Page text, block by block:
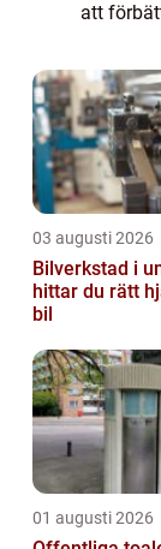
att
03 augusti 2026
Bilverkstad i
hittar du rätt
bil
01 augusti 2026